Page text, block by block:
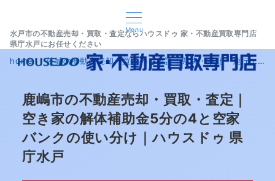
Menu
水戸市の不動産売却・買取・査定ならハウスドゥ 家・不動産買取専門店
県庁水戸にお任せください
home 茨城の不動産売却・買取のご相談｜県央・県北・鹿行エリア｜ハウスドゥ 家・不動産買取専門店 県庁水戸
鹿嶋市の不動産売却・買取・査定｜
空き家の解体補助金5分の4と空家
バンクの使い分け｜ハウスドゥ 県
庁水戸